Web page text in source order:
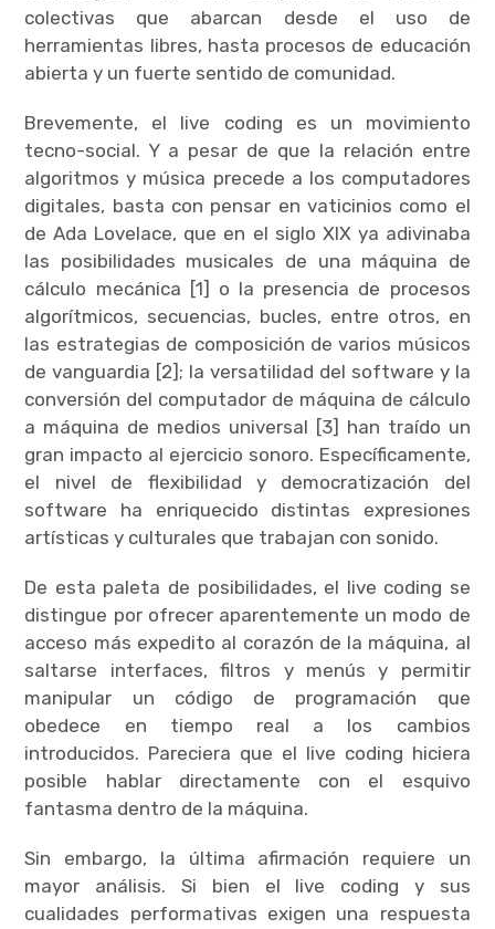
colectivas que abarcan desde el uso de
herramientas libres, hasta procesos de educación
abierta y un fuerte sentido de comunidad.
Brevemente, el live coding es un movimiento
tecno-social. Y a pesar de que la relación entre
algoritmos y música precede a los computadores
digitales, basta con pensar en vaticinios como el
de Ada Lovelace, que en el siglo XIX ya adivinaba
las posibilidades musicales de una máquina de
cálculo mecánica [1] o la presencia de procesos
algorítmicos, secuencias, bucles, entre otros, en
las estrategias de composición de varios músicos
de vanguardia [2]; la versatilidad del software y la
conversión del computador de máquina de cálculo
a máquina de medios universal [3] han traído un
gran impacto al ejercicio sonoro. Específicamente,
el nivel de flexibilidad y democratización del
software ha enriquecido distintas expresiones
artísticas y culturales que trabajan con sonido.
De esta paleta de posibilidades, el live coding se
distingue por ofrecer aparentemente un modo de
acceso más expedito al corazón de la máquina, al
saltarse interfaces, filtros y menús y permitir
manipular un código de programación que
obedece en tiempo real a los cambios
introducidos. Pareciera que el live coding hiciera
posible hablar directamente con el esquivo
fantasma dentro de la máquina.
Sin embargo, la última afirmación requiere un
mayor análisis. Si bien el live coding y sus
cualidades performativas exigen una respuesta